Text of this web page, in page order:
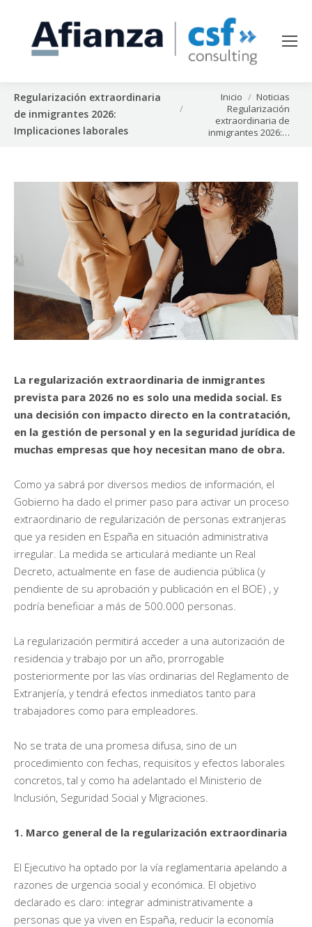
Regularización extraordinaria
de inmigrantes 2026:
Implicaciones laborales
Inicio
Noticias
Regularización
extraordinaria de
inmigrantes 2026:…
La regularización extraordinaria de inmigrantes
prevista para 2026 no es solo una medida social. Es
una decisión con impacto directo en la contratación,
en la gestión de personal y en la seguridad jurídica de
muchas empresas que hoy necesitan mano de obra.
Como ya sabrá por diversos medios de información, el
Gobierno ha dado el primer paso para activar un proceso
extraordinario de regularización de personas extranjeras
que ya residen en España en situación administrativa
irregular. La medida se articulará mediante un Real
Decreto, actualmente en fase de audiencia pública (y
pendiente de su aprobación y publicación en el BOE) , y
podría beneficiar a más de 500.000 personas.
La regularización permitirá acceder a una autorización de
residencia y trabajo por un año, prorrogable
posteriormente por las vías ordinarias del Reglamento de
Extranjería, y tendrá efectos inmediatos tanto para
trabajadores como para empleadores.
No se trata de una promesa difusa, sino de un
procedimiento con fechas, requisitos y efectos laborales
concretos, tal y como ha adelantado el Ministerio de
Inclusión, Seguridad Social y Migraciones.
1. Marco general de la regularización extraordinaria
El Ejecutivo ha optado por la vía reglamentaria apelando a
razones de urgencia social y económica. El objetivo
declarado es claro: integrar administrativamente a
personas que ya viven en España, reducir la economía